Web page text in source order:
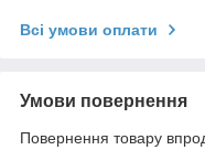
Всі умови оплати
Умови повернення
Повернення товару